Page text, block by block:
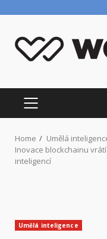
content
PRIMARY
MENU
Home
Umělá
Inovace blockchainu
inteligencí
Umělá inteligence